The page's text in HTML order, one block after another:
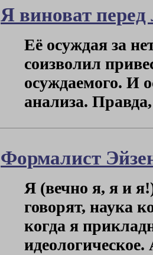
Я виноват
Её осуждая за
соизволил
осуждаемого. И
анализа.
Формалист
Я (вечно я, я и
говорят, наука
когда я
идеологическое.